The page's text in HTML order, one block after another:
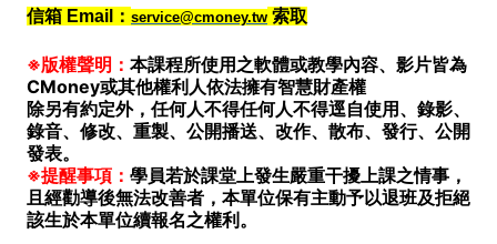
信箱 Email： service@cmoney.tw 索取
※版權聲明： 本課程所使用之軟體或教學內容、影片皆為
CMoney或其他權利人依法擁有智慧財產權
除另有約定外，任何人不得任何人不得逕自使用、錄影、
錄音、修改、重製、公開播送、改作、散布、發行、公開
發表。
※提醒事項： 學員若於課堂上發生嚴重干擾上課之情事，
且經勸導後無法改善者，本單位保有主動予以退班及拒絕
該生於本單位續報名之權利。